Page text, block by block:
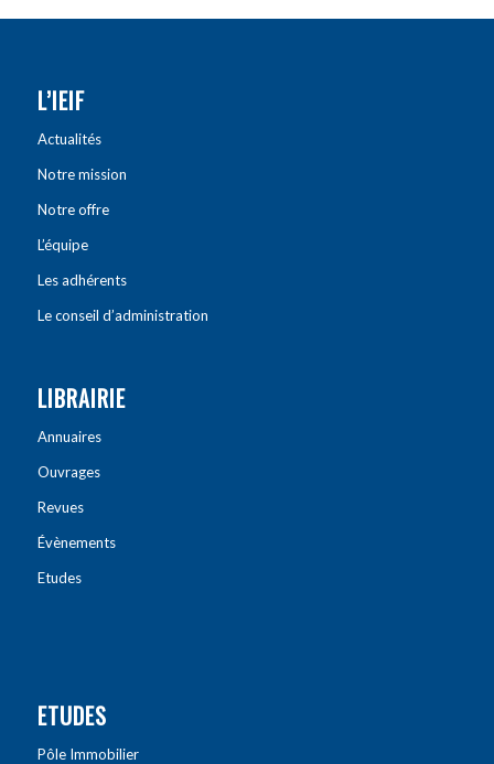
L’IEIF
Actualités
Notre mission
Notre offre
L’équipe
Les adhérents
Le conseil d’administration
LIBRAIRIE
Annuaires
Ouvrages
Revues
Évènements
Etudes
ETUDES
Pôle Immobilier